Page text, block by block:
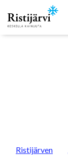
Ristijärven